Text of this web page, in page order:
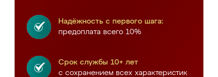
Надёжность с первого шага:
предоплата всего 10%
Срок службы 10+ лет
с сохранением всех характеристик